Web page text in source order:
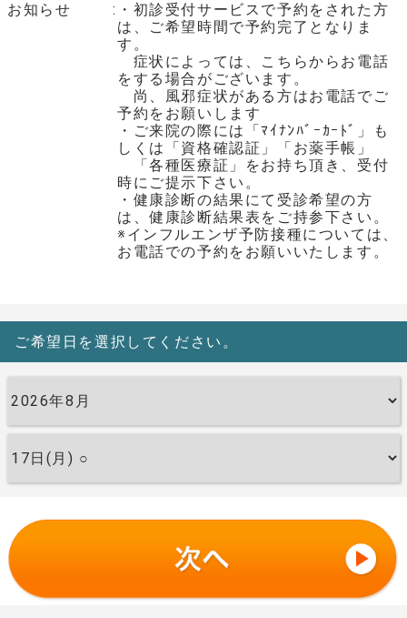
お知らせ
・初診受付サービスで予約をされた方
は、ご希望時間で予約完了となりま
す。
症状によっては、こちらからお電話
をする場合がございます。
尚、風邪症状がある方はお電話でご
予約をお願いします
・ご来院の際には「ﾏｲﾅﾝﾊﾞｰｶｰﾄﾞ」も
しくは「資格確認証」「お薬手帳」
「各種医療証」をお持ち頂き、受付
時にご提示下さい。
・健康診断の結果にて受診希望の方
は、健康診断結果表をご持参下さい。
※インフルエンザ予防接種については、
お電話での予約をお願いいたします。
ご希望日を選択してください。